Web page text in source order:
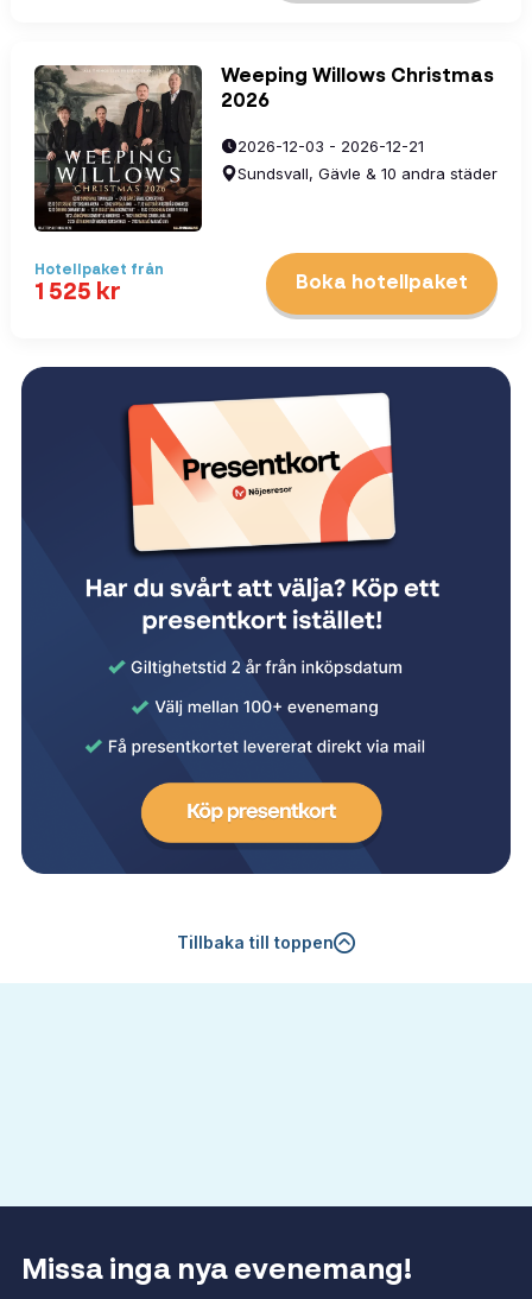
Weeping Willows Christmas
2026
2026-12-03 - 2026-12-21
Sundsvall, Gävle & 10 andra städer
Hotellpaket från
1 525 kr Boka hotellpaket
Tillbaka till toppen
Missa inga nya evenemang!